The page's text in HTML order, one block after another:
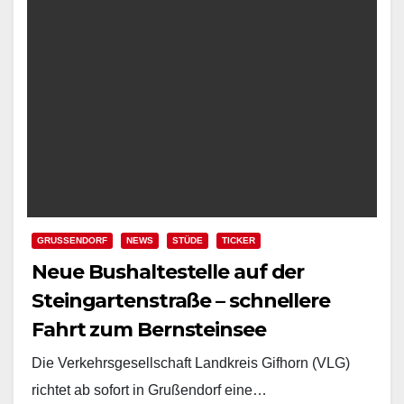
GRUSSENDORF NEWS STÜDE TICKER
Neue Bushaltestelle auf der
Steingartenstraße – schnellere
Fahrt zum Bernsteinsee
Die Verkehrsgesellschaft Landkreis Gifhorn (VLG)
richtet ab sofort in Grußendorf eine…